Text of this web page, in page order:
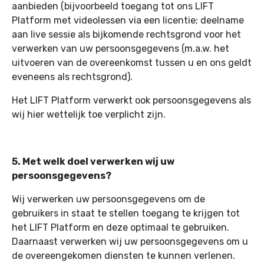
aanbieden (bijvoorbeeld toegang tot ons LIFT
Platform met videolessen via een licentie; deelname
aan live sessie als bijkomende rechtsgrond voor het
verwerken van uw persoonsgegevens (m.a.w. het
uitvoeren van de overeenkomst tussen u en ons geldt
eveneens als rechtsgrond).
Het LIFT Platform verwerkt ook persoonsgegevens als
wij hier wettelijk toe verplicht zijn.
5. Met welk doel verwerken wij uw
persoonsgegevens?
Wij verwerken uw persoonsgegevens om de
gebruikers in staat te stellen toegang te krijgen tot
het LIFT Platform en deze optimaal te gebruiken.
Daarnaast verwerken wij uw persoonsgegevens om u
de overeengekomen diensten te kunnen verlenen.